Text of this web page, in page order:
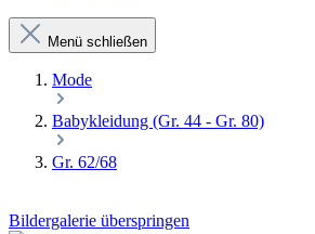
Menü schließen
Mode
Babykleidung (Gr. 44 - Gr. 80)
Gr. 62/68
Bildergalerie überspringen